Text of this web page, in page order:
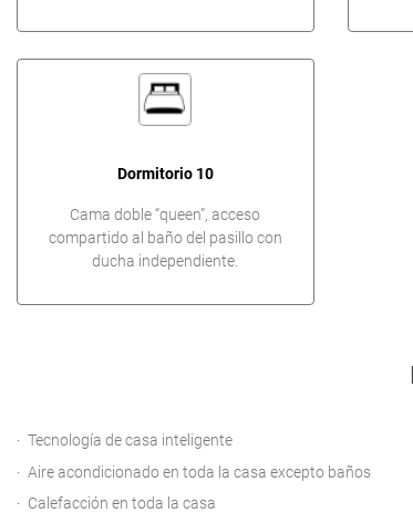
Dormitorio 10
Cama doble “queen”, acceso
compartido al baño del pasillo con
ducha independiente.
Tecnología de casa inteligente
Aire acondicionado en toda la casa excepto baños
Calefacción en toda la casa